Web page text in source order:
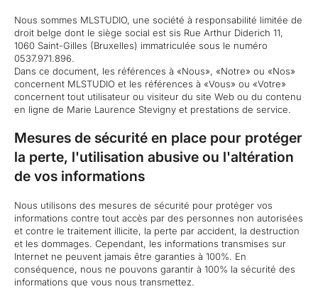
Nous sommes MLSTUDIO, une société à responsabilité limitée de
droit belge dont le siège social est sis Rue Arthur Diderich 11,
1060 Saint-Gilles (Bruxelles) immatriculée sous le numéro
0537.971.896.
Dans ce document, les références à «Nous», «Notre» ou «Nos»
concernent MLSTUDIO et les références à «Vous» ou «Votre»
concernent tout utilisateur ou visiteur du site Web ou du contenu
en ligne de Marie Laurence Stevigny et prestations de service.
Mesures de sécurité en place pour protéger
la perte, l'utilisation abusive ou l'altération
de vos informations
Nous utilisons des mesures de sécurité pour protéger vos
informations contre tout accès par des personnes non autorisées
et contre le traitement illicite, la perte par accident, la destruction
et les dommages. Cependant, les informations transmises sur
Internet ne peuvent jamais être garanties à 100%. En
conséquence, nous ne pouvons garantir à 100% la sécurité des
informations que vous nous transmettez.